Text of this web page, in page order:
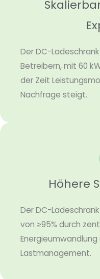
Der DC-
Betreibern, mit 60
der Zeit
Nachfrage steigt.
Höhere
Der DC-
von ≥95% durch
Lastmanagement.